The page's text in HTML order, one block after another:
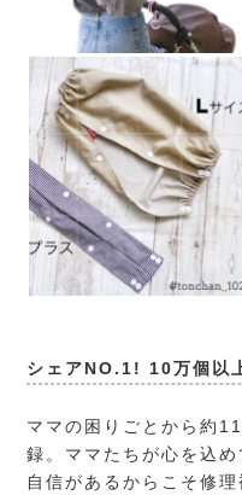
シェアNO.1! 10万個以
ママの困りごとから約
録。ママたちが心を込
自信があるからこそ修